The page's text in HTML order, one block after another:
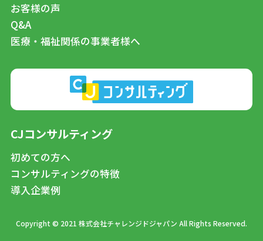
お客様の声
Q&A
医療・福祉関係の事業者様へ
CJコンサルティング
初めての方へ
コンサルティングの特徴
導入企業例
Copyright © 2021 株式会社チャレンジドジャパン All Rights Reserved.